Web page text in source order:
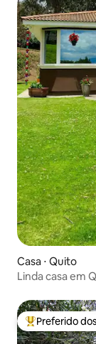
Casa ⋅ Quito
Linda casa em
Entre os
Preferido